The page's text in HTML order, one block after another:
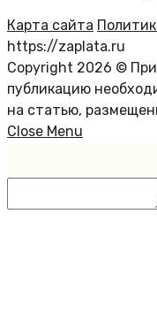
Карта сайта
https://zaplata.ru
Copyright 2026 ©
публикацию
на статью,
Close Menu